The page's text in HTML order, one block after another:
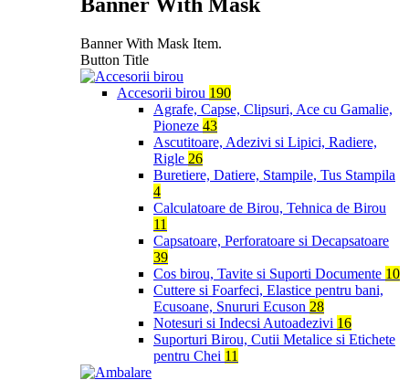
Banner With Mask
Banner With Mask Item.
Button Title
Accesorii birou 190
Agrafe, Capse, Clipsuri, Ace cu Gamalie,
Pioneze 43
Ascutitoare, Adezivi si Lipici, Radiere,
Rigle 26
Buretiere, Datiere, Stampile, Tus Stampila
4
Calculatoare de Birou, Tehnica de Birou
11
Capsatoare, Perforatoare si Decapsatoare
39
Cos birou, Tavite si Suporti Documente 10
Cuttere si Foarfeci, Elastice pentru bani,
Ecusoane, Snururi Ecuson 28
Notesuri si Indecsi Autoadezivi 16
Suporturi Birou, Cutii Metalice si Etichete
pentru Chei 11